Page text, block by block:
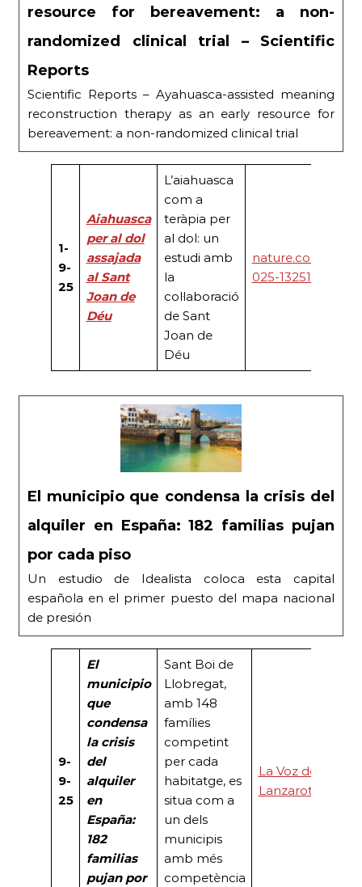
resource for bereavement: a non-
randomized clinical trial – Scientific
Reports
Scientific Reports – Ayahuasca-assisted meaning
reconstruction therapy as an early resource for
bereavement: a non-randomized clinical trial
1-
9-
25
Aiahuasca
per al dol
assajada
al Sant
Joan de
Déu
L’aiahuasca
com a
teràpia per
al dol: un
estudi amb
la
col·laboració
de Sant
Joan de
Déu
nature.com/
025-13251-5
El municipio que condensa la crisis del
alquiler en España: 182 familias pujan
por cada piso
Un estudio de Idealista coloca esta capital
española en el primer puesto del mapa nacional
de presión
9-
9-
25
El
municipio
que
condensa
la crisis
del
alquiler
en
España:
182
familias
pujan por
Sant Boi de
Llobregat,
amb 148
famílies
competint
per cada
habitatge, es
situa com a
un dels
municipis
amb més
competència
La Voz de
Lanzarote